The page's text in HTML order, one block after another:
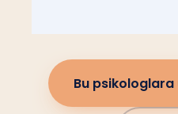
Bu psikologlara